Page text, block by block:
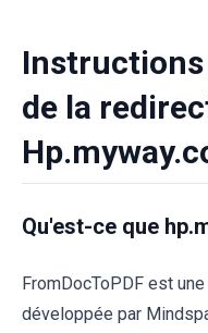
Instructions
de la
Qu'est-ce que
FromDocToPDF est
développée par